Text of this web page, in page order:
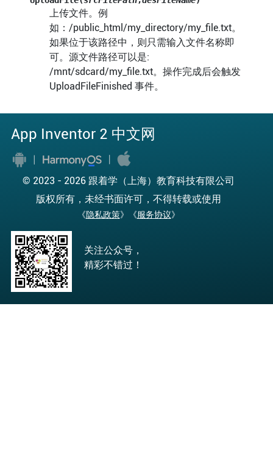
上传文件。例
如：/public_html/my_directory/my_file.txt。
如果位于该路径中，则只需输入文件名称即
可。源文件路径可以是:
/mnt/sdcard/my_file.txt。操作完成后会触发
UploadFileFinished 事件。
App Inventor 2 中文网
© 2023 - 2026 跟着学（上海）教育科技有限公司
版权所有，未经书面许可，不得转载或使用
《隐私政策》《服务协议》
关注公众号，
精彩不错过！